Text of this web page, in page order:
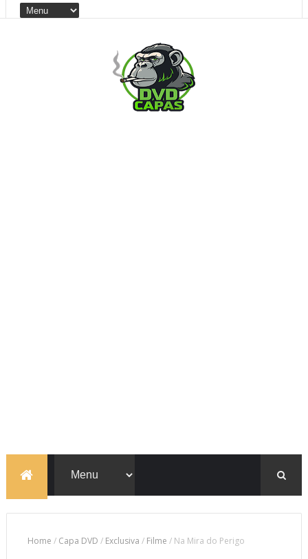
Home / Capa DVD / Exclusiva / Filme / Na Mira do Perigo